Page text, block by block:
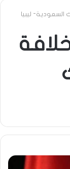
السعودية- ليبيا